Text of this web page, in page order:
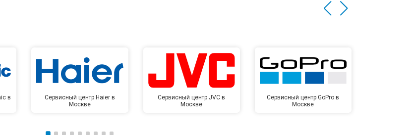
в
Сервисный центр Haier в
Москве
Сервисный центр JVC в
Москве
Сервисный центр GoPro в
Москве